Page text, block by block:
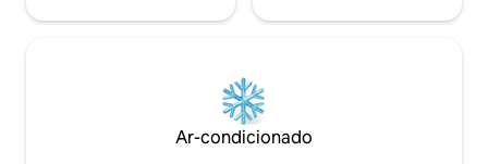
Ar-condicionado